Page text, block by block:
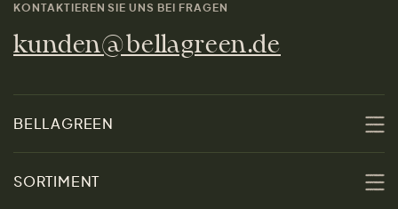
KONTAKTIEREN SIE UNS BEI FRAGEN
kunden@bellagreen.de
BELLAGREEN
SORTIMENT